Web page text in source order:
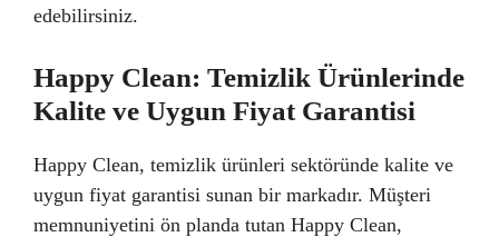
edebilirsiniz.
Happy Clean: Temizlik Ürünlerinde
Kalite ve Uygun Fiyat Garantisi
Happy Clean, temizlik ürünleri sektöründe kalite ve
uygun fiyat garantisi sunan bir markadır. Müşteri
memnuniyetini ön planda tutan Happy Clean,